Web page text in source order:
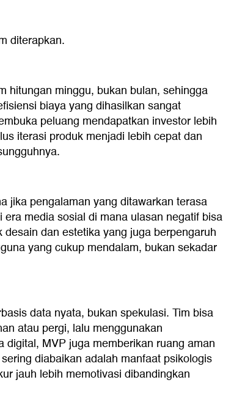
diterapkan.
hitungan minggu, bukan bulan, sehingga
biaya yang dihasilkan sangat
peluang mendapatkan investor lebih
iterasi produk menjadi lebih cepat dan
jika pengalaman yang ditawarkan terasa
media sosial di mana ulasan negatif bisa
dan estetika yang juga berpengaruh
yang cukup mendalam, bukan sekadar
data nyata, bukan spekulasi. Tim bisa
atau pergi, lalu menggunakan
MVP juga memberikan ruang aman
diabaikan adalah manfaat psikologis
jauh lebih memotivasi dibandingkan